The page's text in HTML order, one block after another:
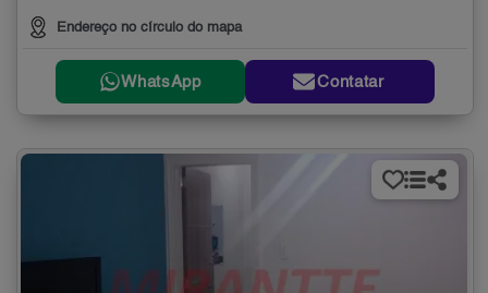
Endereço no círculo do mapa
WhatsApp Contatar